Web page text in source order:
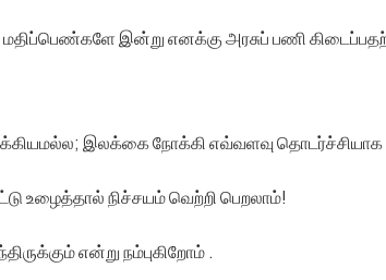
மதிப்பெண்களே இன்று எனக்கு அரசுப் பணி
இலக்கை நோக்கி எவ்வளவு
உழைத்தால் நிச்சயம் வெற்றி பெறலாம்!
என்று நம்புகிறோம் .